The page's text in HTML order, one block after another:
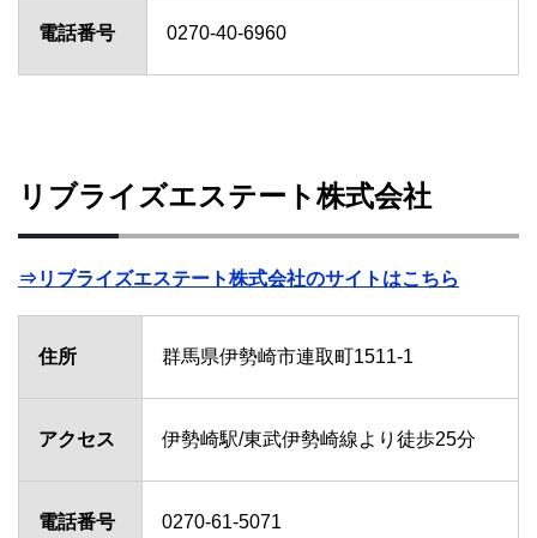
電話番号 0270-40-6960
リブライズエステート株式会社
⇒リブライズエステート株式会社のサイトはこちら
住所 群馬県伊勢崎市連取町1511-1
アクセス 伊勢崎駅/東武伊勢崎線より徒歩25分
電話番号 0270-61-5071